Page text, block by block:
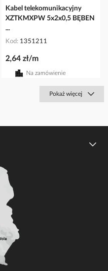
Kabel telekomunikacyjny
XZTKMXPW 5x2x0,5 BĘBEN
...
Kod 1351211
2,64 zł/m
Na zamówienie
Pokaż więcej